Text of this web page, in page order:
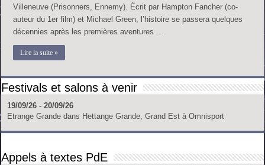
Villeneuve (Prisonners, Ennemy). Écrit par Hampton Fancher (co-
auteur du 1er film) et Michael Green, l’histoire se passera quelques
décennies après les premières aventures …
Lire la suite »
Festivals et salons à venir
19/09/26 - 20/09/26
Etrange Grande dans Hettange Grande, Grand Est à Omnisport
Appels à textes PdE